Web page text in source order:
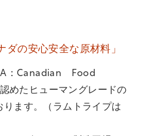
ダの安心安全な原材料」
：Canadian Food
たヒューマングレードの
ます。（ラムトライプは